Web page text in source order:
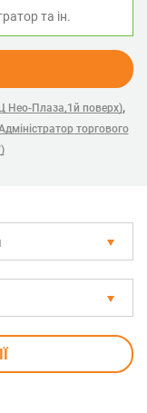
Нео-Плаза,1й поверх),
торгового